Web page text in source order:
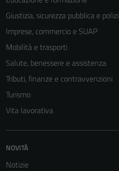
Giustizia, sicurezza pubblica e
Imprese, commercio e SUAP
Mobilità e trasporti
Salute, benessere e assistenza
Tributi, finanze e contravvenzioni
Turismo
Vita lavorativa
NOVITÀ
Notizie